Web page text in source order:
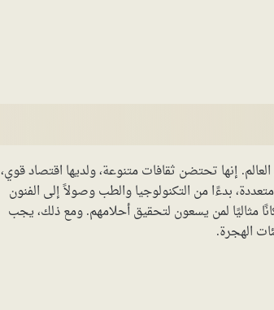
إنها تحتضن ثقافات متنوعة، ولديها اقتصاد قوي،
بدءًا من التكنولوجيا والطب وصولاً إلى الفنون
مثاليًا لمن يسعون لتحقيق أحلامهم. ومع ذلك، يجب
الهجرة.